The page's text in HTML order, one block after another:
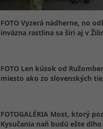
FOTO Vyzerá nádherne, no
invázna rastlina sa šíri aj v
FOTO Len kúsok od
miesto ako zo slovenských
FOTOGALÉRIA Most, ktorý
Kysučania naň budú ešte